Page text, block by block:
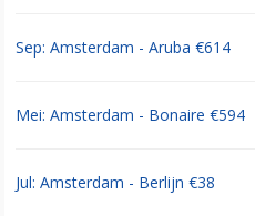
Sep: Amsterdam - Aruba €614
Mei: Amsterdam - Bonaire €594
Jul: Amsterdam - Berlijn €38